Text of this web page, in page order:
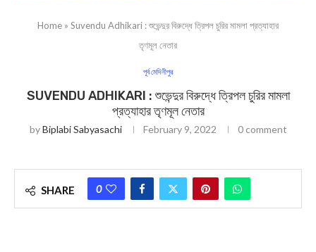
Home » Suvendu Adhikari : শুভেন্দুর বিরুদ্ধে ত্রিপল চুরির মামলা প্রত্যাহার
তৃণমূল নেতার
পূর্ব মেদিনীপুর
SUVENDU ADHIKARI : শুভেন্দুর বিরুদ্ধে ত্রিপল চুরির মামলা
প্রত্যাহার তৃণমূল নেতার
byBiplabi Sabyasachi February 9, 2022 0 comment
SHARE 0